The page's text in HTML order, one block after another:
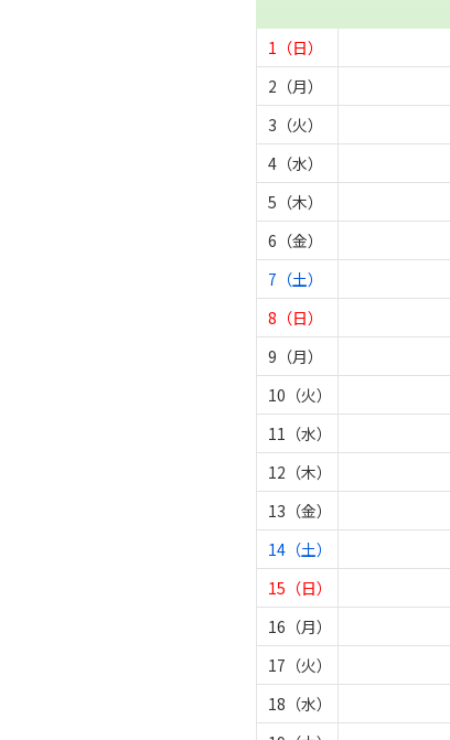
1（日）
2（月）
3（火）
4（水）
5（木）
6（金）
7（土）
8（日）
9（月）
10（火）
11（水）
12（木）
13（金）
14（土）
15（日）
16（月）
17（火）
18（水）